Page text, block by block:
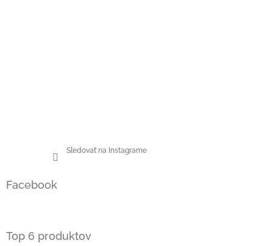
Sledovať na Instagrame
Facebook
Top 6 produktov